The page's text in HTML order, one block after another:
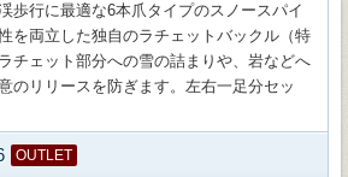
歩行に最適な6本爪タイプのスノースパイ
を両立した独自のラチェットバックル（特
チェット部分への雪の詰まりや、岩などへ
のリリースを防ぎます。左右一足分セッ
OUTLET